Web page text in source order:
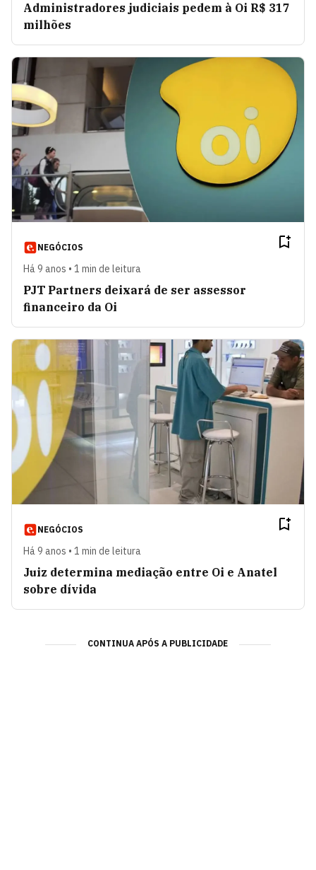
Administradores judiciais pedem à Oi R$ 317
milhões
NEGÓCIOS
Há 9 anos • 1 min de leitura
PJT Partners deixará de ser assessor
financeiro da Oi
NEGÓCIOS
Há 9 anos • 1 min de leitura
Juiz determina mediação entre Oi e Anatel
sobre dívida
CONTINUA APÓS A PUBLICIDADE